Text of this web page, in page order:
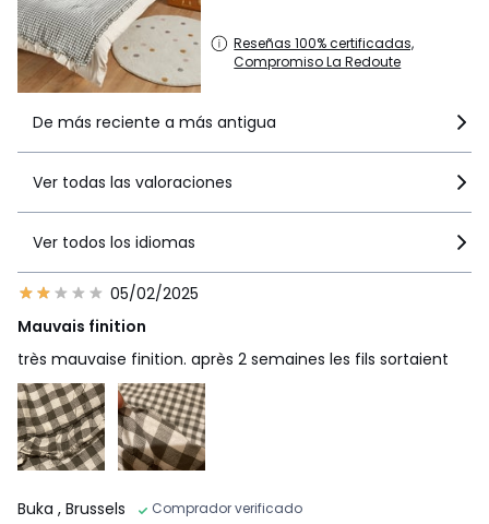
Reseñas 100% certificadas,
Compromiso La Redoute
De más reciente a más antigua
Ver todas las valoraciones
Ver todos los idiomas
05/02/2025
Mauvais finition
très mauvaise finition. après 2 semaines les fils sortaient
Buka , Brussels Comprador verificado